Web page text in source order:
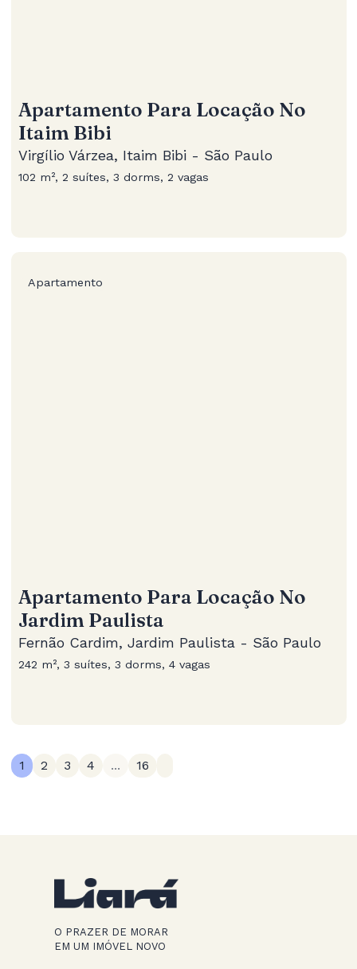
Apartamento Para Locação No
Itaim Bibi
Virgílio Várzea, Itaim Bibi - São Paulo
102 m², 2 suítes, 3 dorms, 2 vagas
Apartamento
Apartamento Para Locação No
Jardim Paulista
Fernão Cardim, Jardim Paulista - São Paulo
242 m², 3 suítes, 3 dorms, 4 vagas
1 2 3 4 ... 16
O PRAZER DE MORAR
EM UM IMÓVEL NOVO